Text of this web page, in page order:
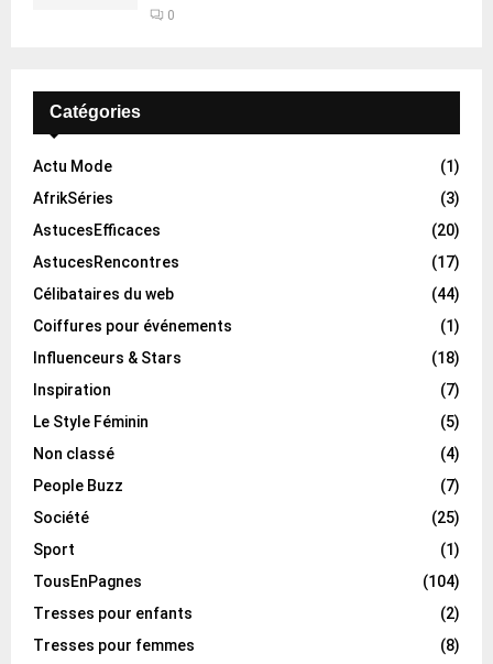
0
Catégories
Actu Mode
(1)
AfrikSéries
(3)
AstucesEfficaces
(20)
AstucesRencontres
(17)
Célibataires du web
(44)
Coiffures pour événements
(1)
Influenceurs & Stars
(18)
Inspiration
(7)
Le Style Féminin
(5)
Non classé
(4)
People Buzz
(7)
Société
(25)
Sport
(1)
TousEnPagnes
(104)
Tresses pour enfants
(2)
Tresses pour femmes
(8)